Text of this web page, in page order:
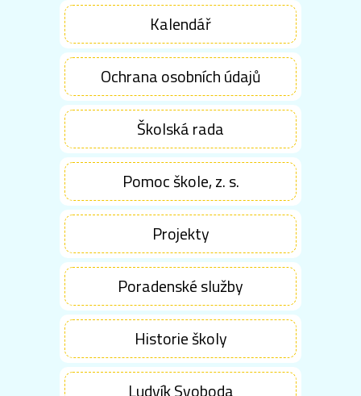
Kalendář
Ochrana osobních údajů
Školská rada
Pomoc škole, z. s.
Projekty
Poradenské služby
Historie školy
Ludvík Svoboda